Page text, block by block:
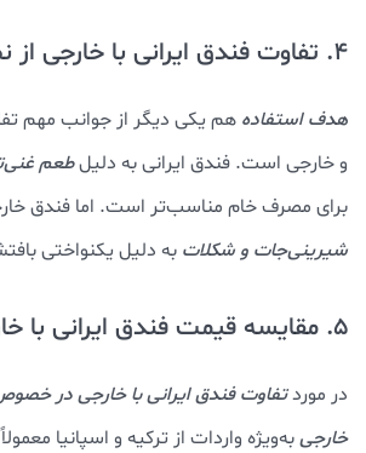
4. تفاوت فندق ایرانی با خارجی از نظر هدف مصرف
هدف استفاده هم یکی دیگر از جوانب مهم
و خارجی است. فندق ایرانی به دلیلطعم
برای مصرف خام مناسب‌تر است. اما فندق
شیرینی‌جات و شکلات به دلیل یکنواختی
5. مقایسه قیمت فندق ایرانی با خارجی
در موردتفاوت فندق ایرانی با خارجی در
خارجیبه‌ویژه واردات از ترکیه و اسپانیا